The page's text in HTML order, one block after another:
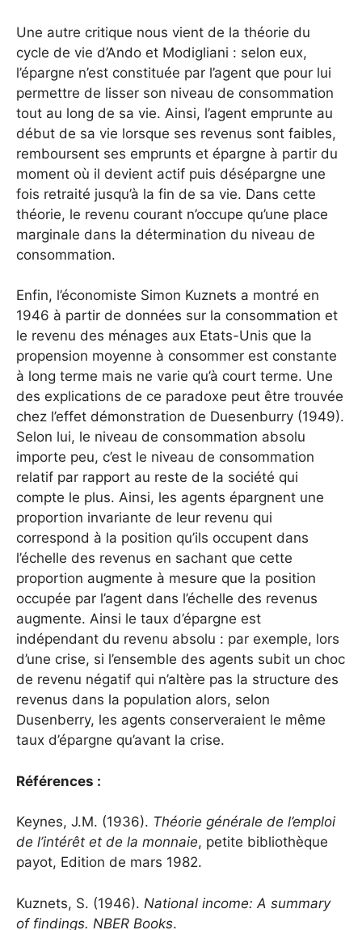
Une autre critique nous vient de la théorie du
cycle de vie d’Ando et Modigliani : selon eux,
l’épargne n’est constituée par l’agent que pour lui
permettre de lisser son niveau de consommation
tout au long de sa vie. Ainsi, l’agent emprunte au
début de sa vie lorsque ses revenus sont faibles,
remboursent ses emprunts et épargne à partir du
moment où il devient actif puis désépargne une
fois retraité jusqu’à la fin de sa vie. Dans cette
théorie, le revenu courant n’occupe qu’une place
marginale dans la détermination du niveau de
consommation.
Enfin, l’économiste Simon Kuznets a montré en
1946 à partir de données sur la consommation et
le revenu des ménages aux Etats-Unis que la
propension moyenne à consommer est constante
à long terme mais ne varie qu’à court terme. Une
des explications de ce paradoxe peut être trouvée
chez l’effet démonstration de Duesenburry (1949).
Selon lui, le niveau de consommation absolu
importe peu, c’est le niveau de consommation
relatif par rapport au reste de la société qui
compte le plus. Ainsi, les agents épargnent une
proportion invariante de leur revenu qui
correspond à la position qu’ils occupent dans
l’échelle des revenus en sachant que cette
proportion augmente à mesure que la position
occupée par l’agent dans l’échelle des revenus
augmente. Ainsi le taux d’épargne est
indépendant du revenu absolu : par exemple, lors
d’une crise, si l’ensemble des agents subit un choc
de revenu négatif qui n’altère pas la structure des
revenus dans la population alors, selon
Dusenberry, les agents conserveraient le même
taux d’épargne qu’avant la crise.
Références :
Keynes, J.M. (1936). Théorie générale de l’emploi
de l’intérêt et de la monnaie, petite bibliothèque
payot, Edition de mars 1982.
Kuznets, S. (1946). National income: A summary
of findings. NBER Books.